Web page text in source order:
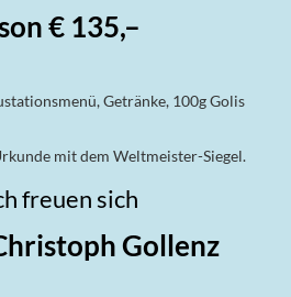
€ 135,–
Getränke, 100g Golis
mit dem Weltmeister-Siegel.
freuen sich
Gollenz